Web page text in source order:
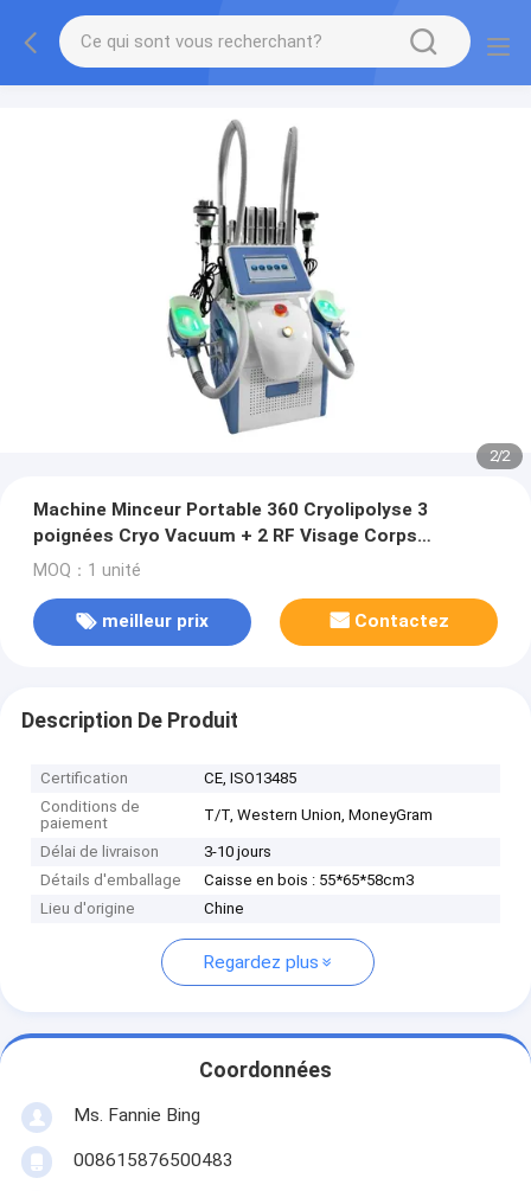
2/2
Machine Minceur Portable 360 Cryolipolyse 3
poignées Cryo Vacuum + 2 RF Visage Corps
Raffermir + Cavitation + Lipolyse Laser 7 en 1
MOQ：1 unité
meilleur prix Contactez
Description De Produit
Certification
CE, ISO13485
Conditions de
paiement
T/T, Western Union, MoneyGram
Délai de livraison
3-10 jours
Détails d'emballage
Caisse en bois : 55*65*58cm3
Lieu d'origine
Chine
Regardez plus
Coordonnées
Ms. Fannie Bing
008615876500483